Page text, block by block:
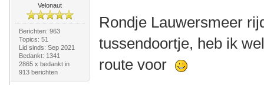
Velonaut
Berichten: 963
Topics: 51
Lid sinds: Sep 2021
Bedankt: 1341
2865 x bedankt in
913 berichten
Rondje Lauwersmeer
tussendoortje, heb ik
route voor